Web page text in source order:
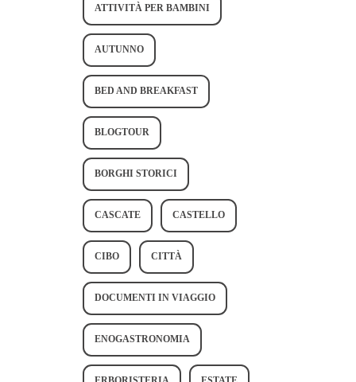
ATTIVITÀ PER BAMBINI
AUTUNNO
BED AND BREAKFAST
BLOGTOUR
BORGHI STORICI
CASCATE CASTELLO
CIBO CITTÀ
DOCUMENTI IN VIAGGIO
ENOGASTRONOMIA